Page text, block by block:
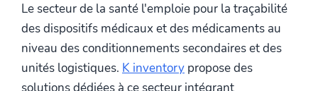
Le secteur de la santé l'emploie pour la traçabilité
des dispositifs médicaux et des médicaments au
niveau des conditionnements secondaires et des
unités logistiques. K inventory propose des